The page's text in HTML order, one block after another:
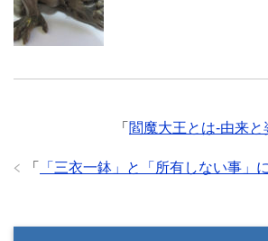
「 閻魔大王とは-由来
「 「三衣一鉢」と「所有しない事」